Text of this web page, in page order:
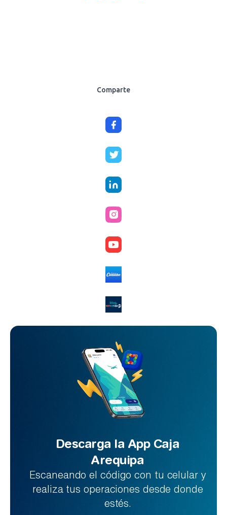
Comparte
Descarga la App Caja
Arequipa
Escaneando el código con tu celular y
realiza tus operaciones desde donde
estés.